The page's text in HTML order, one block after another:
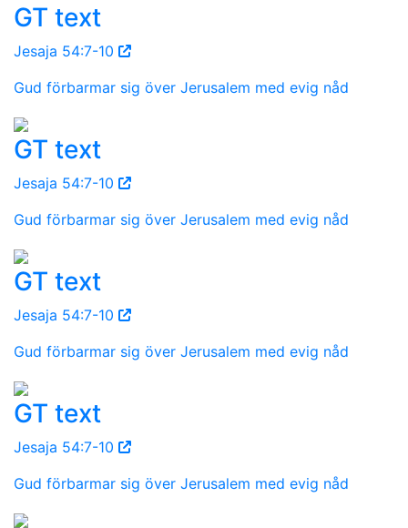
GT text
Jesaja 54:7-10
Gud förbarmar sig över Jerusalem med evig nåd
GT text
Jesaja 54:7-10
Gud förbarmar sig över Jerusalem med evig nåd
GT text
Jesaja 54:7-10
Gud förbarmar sig över Jerusalem med evig nåd
GT text
Jesaja 54:7-10
Gud förbarmar sig över Jerusalem med evig nåd